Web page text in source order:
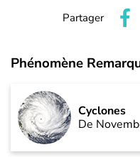
Partager
Phénomène
Cyclones
De